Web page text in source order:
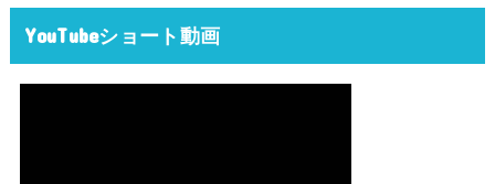
YouTubeショート動画